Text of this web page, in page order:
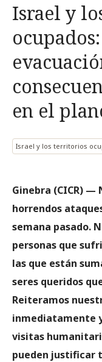
Israel y
en el
Israel y los territorios
Ginebra (CICR) —
horrendos
semana pasado.
personas que
las que están
seres queridos
Reiteramos
inmediatamente
visitas
pueden justificar